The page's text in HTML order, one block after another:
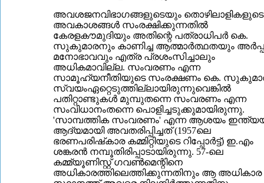
അവശജനവിഭാഗങ്ങളുടെയും
അവകാശങ്ങള്‍ സംരക്ഷിക്കുന്നതില്‍
കേരളകൗമുദിയും അതിന്റെ പത്രാധിപര്‍ കെ.
സുകുമാരനും കാണിച്ച ആത്മാര്‍ത്ഥതയും
മനോഭാവവും എത്ര പ്രശംസിച്ചാലും
അധികമാവില്ല. സംവരണം എന്ന
സാമൂഹ്യനീതിയുടെ സംരക്ഷണം കെ.
സ്വയംഏറ്റെടുത്തില്ലായിരുന്നുവെങ്കില്‍
പതിറ്റാണ്ടുകള്‍ മുമ്പുതന്നെ സംവരണം എന്ന
സംവിധാനംതന്നെ പൊളിച്ചടുക്കുമായിരുന്നു.
'സാമ്പത്തിക സംവരണം' എന്ന ആശയം
ആദ്യമായി അവതരിപ്പിച്ചത് (1957ലെ
ഭരണപരിഷ്‌കാര കമ്മിറ്റിയുടെ റിപ്പോര്‍ട്ട്) ഇ.എം
ശങ്കരന്‍ നമ്പൂതിരിപ്പാടായിരുന്നു. 57-ലെ
കമ്മ്യൂണിസ്റ്റ് ഗവണ്‍മെന്റിനെ
അധികാരത്തിലെത്തിക്കുന്നതിനും ആ അധികാര